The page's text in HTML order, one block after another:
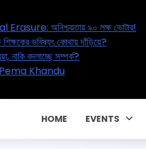
Electoral Erasure: অনিশ্চয়তায় ৯০
২০ লক্ষ শিক্ষকের ভবিষ্যৎ কোথায়
পরকীয়া, নাকি বদলাচ্ছে সম্পর্ক?
কন্ট্রাক্টে! CM Pema Khandu
HOME EVENTS